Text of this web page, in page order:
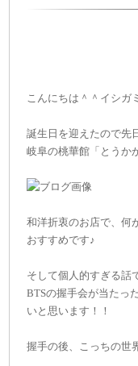
こんにちは＾＾イシガ
誕生日を迎えたので先
岐阜の桃華館「とうか
和洋折衷のお店で、何
おすすめです♪
そして個人的すぎる話
BTSの握手会が当たっ
いと思います！！
握手の後、こっちの世